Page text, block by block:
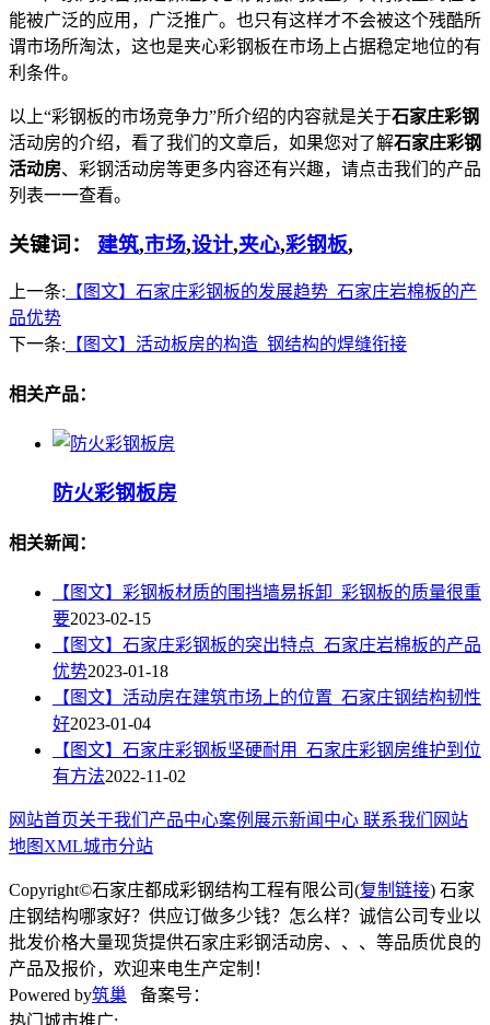
能被广泛的应用，广泛推广。也只有这样才不会被这个残酷所
谓市场所淘汰，这也是夹心彩钢板在市场上占据稳定地位的有
利条件。
以上“彩钢板的市场竞争力”所介绍的内容就是关于石家庄彩钢
活动房的介绍，看了我们的文章后，如果您对了解石家庄彩钢
活动房、彩钢活动房等更多内容还有兴趣，请点击我们的产品
列表一一查看。
关键词： 建筑,市场,设计,夹心,彩钢板,
上一条: 【图文】石家庄彩钢板的发展趋势_石家庄岩棉板的产
品优势
下一条: 【图文】活动板房的构造_钢结构的焊缝衔接
相关产品：
防火彩钢板房
相关新闻：
【图文】彩钢板材质的围挡墙易拆卸_彩钢板的质量很重
要2023-02-15
【图文】石家庄彩钢板的突出特点_石家庄岩棉板的产品
优势2023-01-18
【图文】活动房在建筑市场上的位置_石家庄钢结构韧性
好2023-01-04
【图文】石家庄彩钢板坚硬耐用_石家庄彩钢房维护到位
有方法2022-11-02
网站首页关于我们 产品中心案例展示新闻中心 联系我们 网站
地图 XML城市分站
Copyright©石家庄都成彩钢结构工程有限公司(复制链接) 石家
庄钢结构哪家好？供应订做多少钱？怎么样？诚信公司专业以
批发价格大量现货提供石家庄彩钢活动房、、、等品质优良的
产品及报价，欢迎来电生产定制！
Powered by筑巢 备案号：